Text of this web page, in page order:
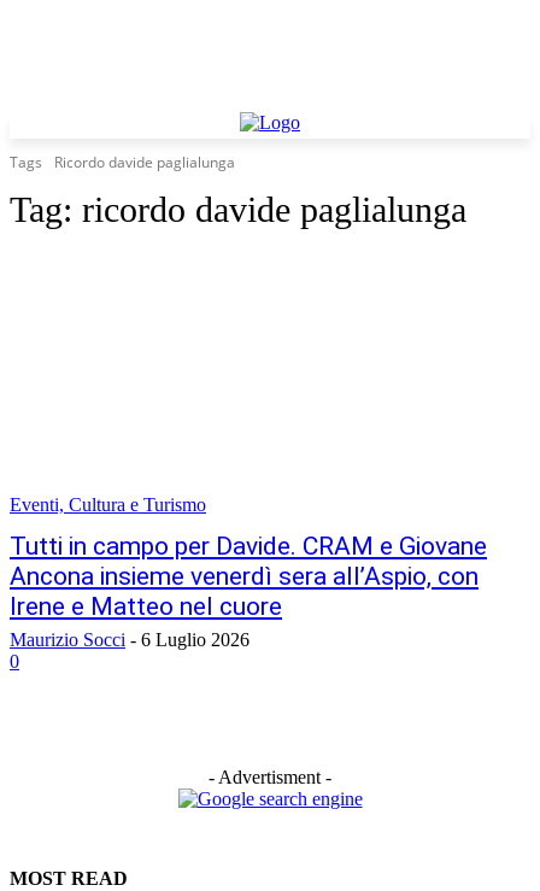
Tags Ricordo davide paglialunga
Tag: ricordo davide paglialunga
Eventi, Cultura e Turismo
Tutti in campo per Davide. CRAM e Giovane
Ancona insieme venerdì sera all’Aspio, con
Irene e Matteo nel cuore
Maurizio Socci - 6 Luglio 2026
0
- Advertisment -
MOST READ